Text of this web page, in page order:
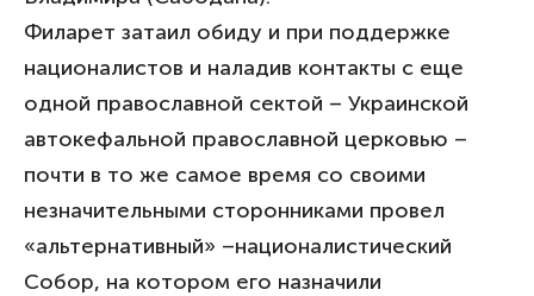
Филарет затаил обиду и при поддержке
националистов и наладив контакты с еще
одной православной сектой – Украинской
автокефальной православной церковью –
почти в то же самое время со своими
незначительными сторонниками провел
«альтернативный» –националистический
Собор, на котором его назначили